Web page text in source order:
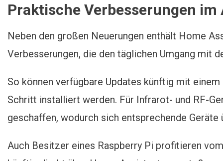
Praktische Verbesserungen im
Neben den großen Neuerungen enthält Home
Verbesserungen, die den täglichen Umgang mit
So können verfügbare Updates künftig mit
Schritt installiert werden. Für Infrarot- und RF-
geschaffen, wodurch sich entsprechende
Auch Besitzer eines Raspberry Pi profitieren